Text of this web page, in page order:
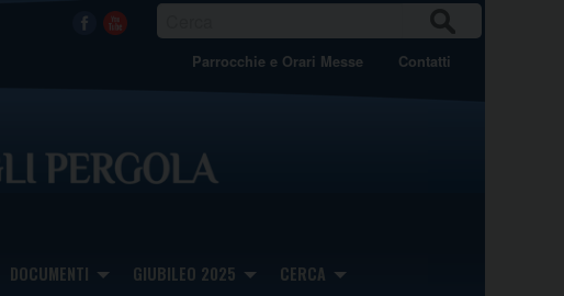
Facebook
Youtube CA
Parrocchie e Orari Messe Contatti
DOCUMENTI GIUBILEO 2025 CERCA